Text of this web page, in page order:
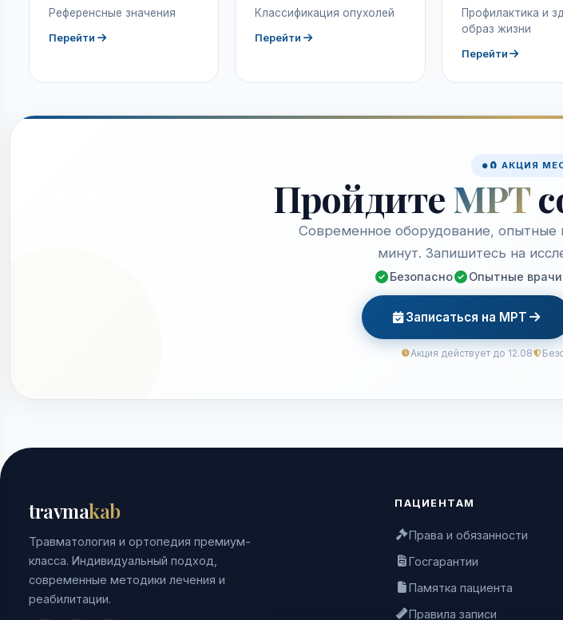
Референсные значения
Перейти
Классификация опухолей
Перейти
Профилактика и
образ жизни
Перейти
🧲 АКЦИЯ
Пройдите МРТ
Современное оборудование, опытные
минут. Запишитесь на
Безопасно Опытные врачи
Записаться на МРТ
Акция действует до 12.08
travmakab
Травматология и ортопедия премиум-
класса. Индивидуальный подход,
современные методики лечения и
реабилитации.
ПАЦИЕНТАМ
Права и обязанности
Госгарантии
Памятка пациента
Правила записи